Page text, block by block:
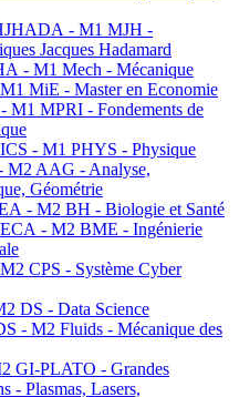
- M1 MJH -
Jacques Hadamard
- M1 Mech - Mécanique
MiE - Master en Economie
M1 MPRI - Fondements de
- M1 PHYS - Physique
AAG - Analyse,
Géométrie
- M2 BH - Biologie et Santé
- M2 BME - Ingénierie
CPS - Système Cyber
DS - Data Science
- M2 Fluids - Mécanique des
GI-PLATO - Grandes
- Plasmas, Lasers,